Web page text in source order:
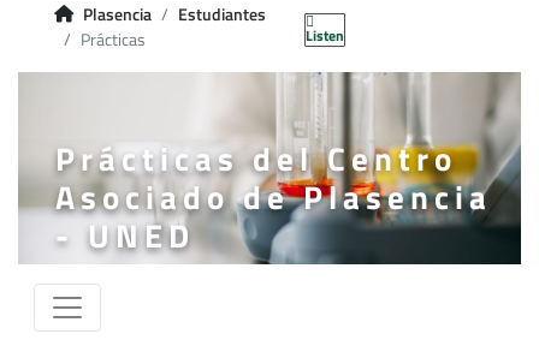
Plasencia
Estudiantes
Prácticas
Listen
Prácticas del Centro
Asociado de Plasencia
- UNED